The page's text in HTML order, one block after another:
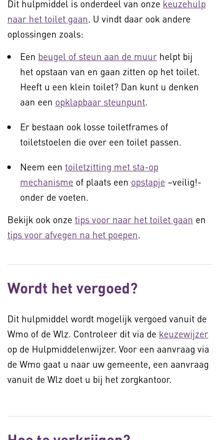
Dit hulpmiddel is onderdeel van onze keuzehulp
naar het toilet gaan. U vindt daar ook andere
oplossingen zoals:
Een beugel of steun aan de muur helpt bij
het opstaan van en gaan zitten op het toilet.
Heeft u een klein toilet? Dan kunt u denken
aan een opklapbaar steunpunt.
Er bestaan ook losse toiletframes of
toiletstoelen die over een toilet passen.
Neem een toiletzitting met sta-op
mechanisme of plaats een opstapje –veilig!-
onder de voeten.
Bekijk ook onze tips voor naar het toilet gaan en
tips voor afvegen na het poepen.
Wordt het vergoed?
Dit hulpmiddel wordt mogelijk vergoed vanuit de
Wmo of de Wlz. Controleer dit via de keuzewijzer
op de Hulpmiddelenwijzer. Voor een aanvraag via
de Wmo gaat u naar uw gemeente, een aanvraag
vanuit de Wlz doet u bij het zorgkantoor.